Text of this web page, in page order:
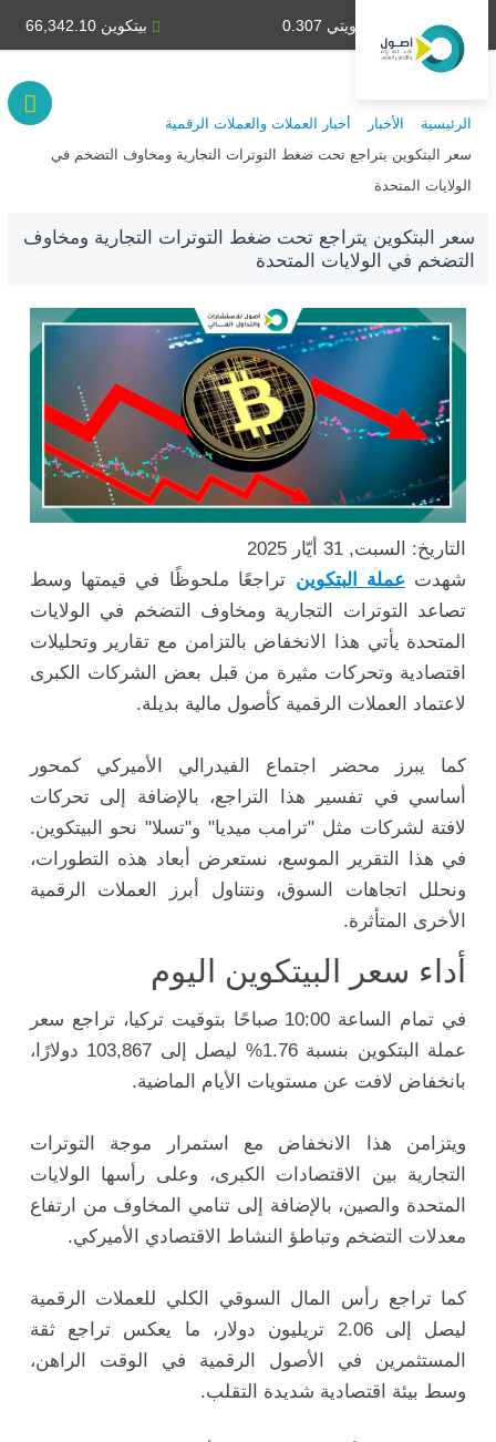
بيتكوين 66,342.10 دينار كويتي 0.307
الرئيسية الأخبار
أخبار العملات والعملات الرقمية
سعر البتكوين يتراجع تحت ضغط التوترات التجارية ومخاوف التضخم في
الولايات المتحدة
سعر البتكوين يتراجع تحت ضغط التوترات التجارية ومخاوف
التضخم في الولايات المتحدة
التاريخ: السبت, 31 أيّار 2025
شهدتعملة البتكوين تراجعًا ملحوظًا في قيمتها وسط
تصاعد التوترات التجارية ومخاوف التضخم في الولايات
المتحدة يأتي هذا الانخفاض بالتزامن مع تقارير وتحليلات
اقتصادية وتحركات مثيرة من قبل بعض الشركات الكبرى
لاعتماد العملات الرقمية كأصول مالية بديلة.
كما يبرز محضر اجتماع الفيدرالي الأميركي كمحور
أساسي في تفسير هذا التراجع، بالإضافة إلى تحركات
لافتة لشركات مثل "ترامب ميديا" و"تسلا" نحو البيتكوين.
في هذا التقرير الموسع، نستعرض أبعاد هذه التطورات،
ونحلل اتجاهات السوق، ونتناول أبرز العملات الرقمية
الأخرى المتأثرة.
أداء سعر البيتكوين اليوم
في تمام الساعة 10:00 صباحًا بتوقيت تركيا، تراجع سعر
عملة البتكوين بنسبة 1.76% ليصل إلى 103,867 دولارًا،
بانخفاض لافت عن مستويات الأيام الماضية.
ويتزامن هذا الانخفاض مع استمرار موجة التوترات
التجارية بين الاقتصادات الكبرى، وعلى رأسها الولايات
المتحدة والصين، بالإضافة إلى تنامي المخاوف من ارتفاع
معدلات التضخم وتباطؤ النشاط الاقتصادي الأميركي.
كما تراجع رأس المال السوقي الكلي للعملات الرقمية
ليصل إلى 2.06 تريليون دولار، ما يعكس تراجع ثقة
المستثمرين في الأصول الرقمية في الوقت الراهن،
وسط بيئة اقتصادية شديدة التقلب.